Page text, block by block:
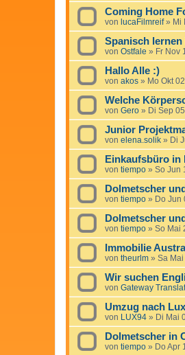
Coming Home
von lucaFilmreif» Mi
Spanisch lernen
von Ostfale » Fr Nov
Hallo Alle :)
von akos » Mo Okt
Welche
von Gero » Di Sep
Junior
von elena.solik » Di
Einkaufsbüro in
von tiempo » So Jun
Dolmetscher
von tiempo » Do Jun
Dolmetscher
von tiempo » So Mai
Immobilie
von theurlm » Sa
Wir suchen
von Gateway
Umzug nach
von LUX94 » Di Mai
Dolmetscher in
von tiempo » Do Apr